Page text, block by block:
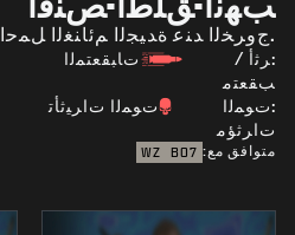
.ﺝﻭﺮﺨﻟﺍ ﺪﻨﻋ ﺓﺪﻴﺠﻟﺍ ﻢﺋﺎﻨﻐﻟﺍ ﻞﻤﺣﺍ
:ﺮﺛﺃ /
ﺐﻘﻌﺘﻣ
ﺕﺎﺒﻘﻌﺘﻤﻟﺍ
:ﺕﻮﻤﻟﺍ
ﺕﺍﺮﺛﺆﻣ
ﺕﻮﻤﻟﺍ ﺕﺍﺮﻴﺛﺄﺗ
متوافق مع: BO7
WZ